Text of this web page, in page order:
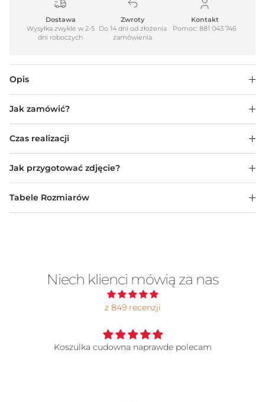
Dostawa
Wysyłka zwykle w 2-5
dni roboczych
Zwroty
Do 14 dni od złożenia
zamówienia
Kontakt
Pomoc: 881 043 746
Opis
Jak zamówić?
Czas realizacji
Jak przygotować zdjęcie?
Tabele Rozmiarów
Niech klienci mówią za nas
z 849 recenzji
Koszulka cudowna naprawde polecam